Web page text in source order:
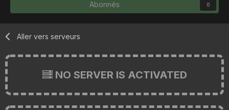
Abonnés 0
Aller vers serveurs
NO SERVER IS ACTIVATED